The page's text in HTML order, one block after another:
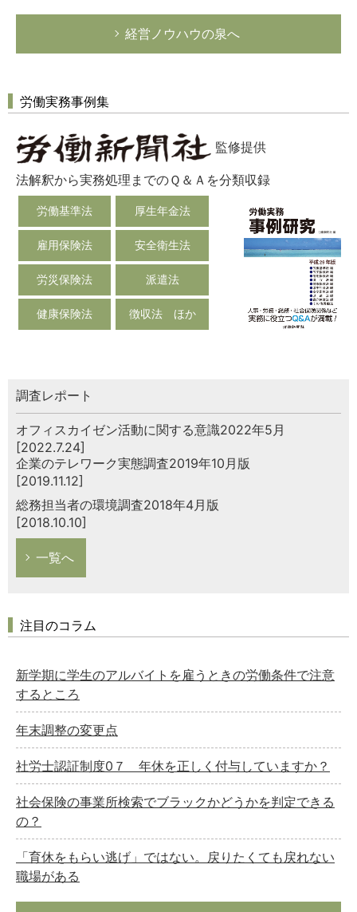
経営ノウハウの泉へ
労働実務事例集
監修提供
法解釈から実務処理までのＱ＆Ａを分類収録
労働基準法 厚生年金法
雇用保険法 安全衛生法
労災保険法 派遣法
健康保険法 徴収法 ほか
調査レポート
オフィスカイゼン活動に関する意識2022年5月
[2022.7.24]
企業のテレワーク実態調査2019年10月版
[2019.11.12]
総務担当者の環境調査2018年4月版
[2018.10.10]
一覧へ
注目のコラム
新学期に学生のアルバイトを雇うときの労働条件で注意
するところ
年末調整の変更点
社労士認証制度0７ 年休を正しく付与していますか？
社会保険の事業所検索でブラックかどうかを判定できる
の？
「育休をもらい逃げ」ではない。戻りたくても戻れない
職場がある